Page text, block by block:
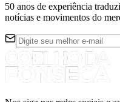
50 anos de experiência
notícias e movimentos do